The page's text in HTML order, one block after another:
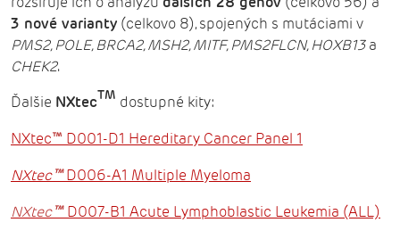
3 nové varianty (celkovo 8), spojených s mutáciami v
PMS2, POLE, BRCA2, MSH2, MITF, PMS2FLCN, HOXB13a
CHEK2.
Ďalšie NXtecTM dostupné kity:
NXtec™ D001-D1 Hereditary Cancer Panel 1
NXtec™D006-A1 Multiple Myeloma
NXtec™ D007-B1 Acute Lymphoblastic Leukemia (ALL)